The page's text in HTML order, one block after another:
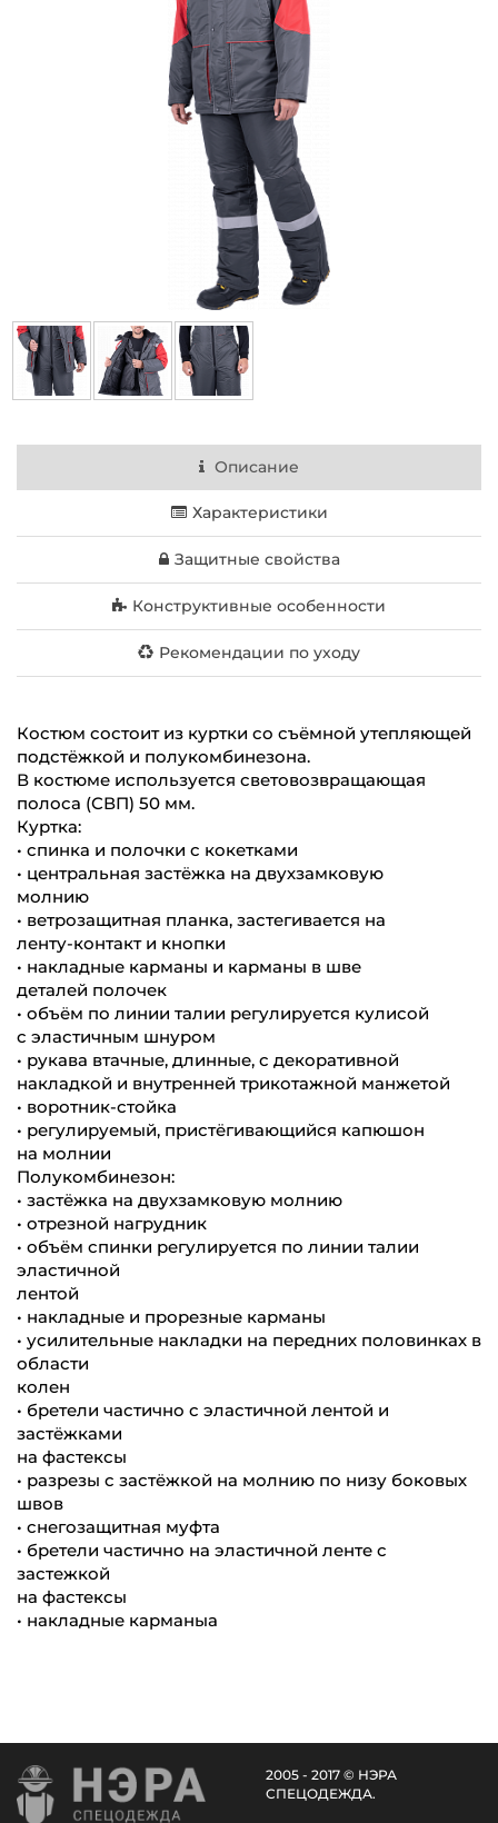
Описание
Характеристики
Защитные свойства
Конструктивные особенности
Рекомендации по уходу
Костюм состоит из куртки со съёмной утепляющей
подстёжкой и полукомбинезона.
В костюме используется световозвращающая
полоса (СВП) 50 мм.
Куртка:
• спинка и полочки с кокетками
• центральная застёжка на двухзамковую
молнию
• ветрозащитная планка, застегивается на
ленту-контакт и кнопки
• накладные карманы и карманы в шве
деталей полочек
• объём по линии талии регулируется кулисой
с эластичным шнуром
• рукава втачные, длинные, с декоративной
накладкой и внутренней трикотажной манжетой
• воротник-стойка
• регулируемый, пристёгивающийся капюшон
на молнии
Полукомбинезон:
• застёжка на двухзамковую молнию
• отрезной нагрудник
• объём спинки регулируется по линии талии
эластичной
лентой
• накладные и прорезные карманы
• усилительные накладки на передних половинках в
области
колен
• бретели частично с эластичной лентой и
застёжками
на фастексы
• разрезы с застёжкой на молнию по низу боковых
швов
• снегозащитная муфта
• бретели частично на эластичной ленте с
застежкой
на фастексы
• накладные карманыа
2005 - 2017 © НЭРА
СПЕЦОДЕЖДА.